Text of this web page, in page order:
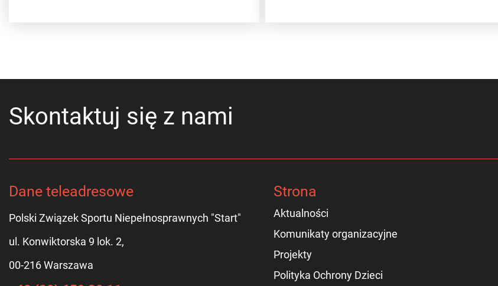
Skontaktuj się z nami
Dane teleadresowe
Polski Związek Sportu Niepełnosprawnych "Start"
ul. Konwiktorska 9 lok. 2,
00-216 Warszawa
Strona
Aktualności
Komunikaty organizacyjne
Projekty
Polityka Ochrony Dzieci